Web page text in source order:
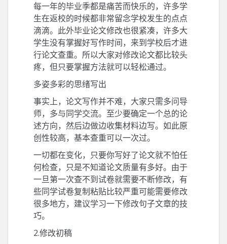
每一年的毕业季都是痛苦而快乐的，许多学
生在返校的时候都非常留念学校发生的点点
滴滴。此外毕业论文修改也很紧凑，许多大
学生没有掌握好写作时间，来到学校后才进
行论文查重。所以大家对修改论文都比较头
疼，但只要掌握方法就可以轻松通过。
多姿多彩的思绪写出
事实上，论文写作并不难，大家只需多问导
师，多与同学交流。至少要确定一个总的论
述方向，然后边做边收集材料边写。如此原
创性较高，基本查重可以一次过。
一切都在变化，只要你写好了论文就不怕任
何检查，只是不知道论文质量有多好。由于
一旦第一次查不到试卷就需要不断修改，有
些同学试卷复制粘贴比较严重可能需要修改
很多地方，建议学习一下修改句子文章的技
巧。
2.修改初稿